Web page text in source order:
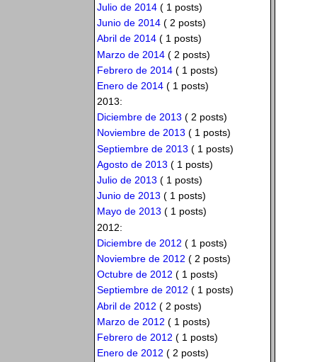
Julio de 2014( 1 posts)
Junio de 2014( 2 posts)
Abril de 2014( 1 posts)
Marzo de 2014( 2 posts)
Febrero de 2014( 1 posts)
Enero de 2014( 1 posts)
2013:
Diciembre de 2013 ( 2 posts)
Noviembre de 2013 ( 1 posts)
Septiembre de 2013 ( 1 posts)
Agosto de 2013 ( 1 posts)
Julio de 2013 ( 1 posts)
Junio de 2013 ( 1 posts)
Mayo de 2013 ( 1 posts)
2012:
Diciembre de 2012 ( 1 posts)
Noviembre de 2012 ( 2 posts)
Octubre de 2012 ( 1 posts)
Septiembre de 2012 ( 1 posts)
Abril de 2012 ( 2 posts)
Marzo de 2012 ( 1 posts)
Febrero de 2012 ( 1 posts)
Enero de 2012 ( 2 posts)